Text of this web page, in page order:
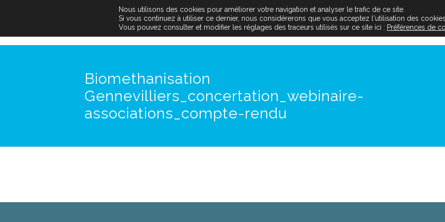
Le projet Les acteurs
Biomethanisation
Gennevilliers_concertation_webinaire-
associations_compte-rendu
Nous utilisons des cookies pour améliorer votre navigation et analyser le trafic de ce site.
Si vous continuez à utiliser ce dernier, nous considérerons que vous acceptez l'utilisation des cookies.
Vous pouvez consulter et modifier les réglages des traceurs utilisés sur ce site ici : Préférences de